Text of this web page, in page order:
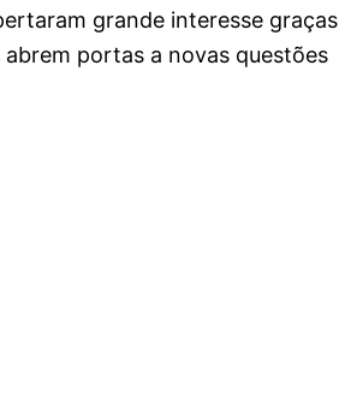
grande interesse graças
portas a novas questões